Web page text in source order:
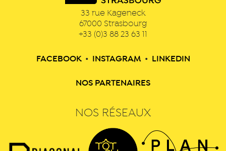
33 rue Kageneck
67000 Strasbourg
+33 (0)3 88 23 63 11
FACEBOOK • INSTAGRAM • LINKEDIN
NOS PARTENAIRES
NOS RÉSEAUX